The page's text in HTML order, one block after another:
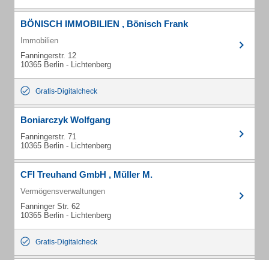
BÖNISCH IMMOBILIEN , Bönisch Frank
Immobilien
Fanningerstr. 12
10365 Berlin - Lichtenberg
Gratis-Digitalcheck
Boniarczyk Wolfgang
Fanningerstr. 71
10365 Berlin - Lichtenberg
CFI Treuhand GmbH , Müller M.
Vermögensverwaltungen
Fanninger Str. 62
10365 Berlin - Lichtenberg
Gratis-Digitalcheck